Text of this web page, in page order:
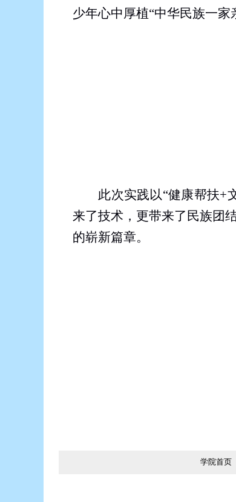
少年心中厚植“中华民族一家
此次实践以“健康帮扶+
来了技术，更带来了民族团
的崭新篇章。
学院首页